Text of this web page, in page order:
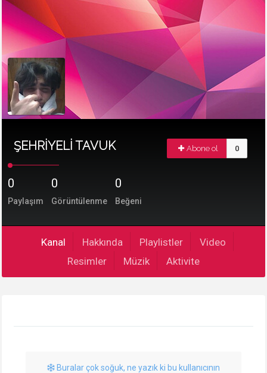
ŞEHRİYELİ TAVUK Abone ol 0
0
Paylaşım
0
Görüntülenme
0
Beğeni
Kanal Hakkında Playlistler
Video
Resimler
Müzik Aktivite
Buralar çok soğuk, ne yazık ki bu kullanıcının